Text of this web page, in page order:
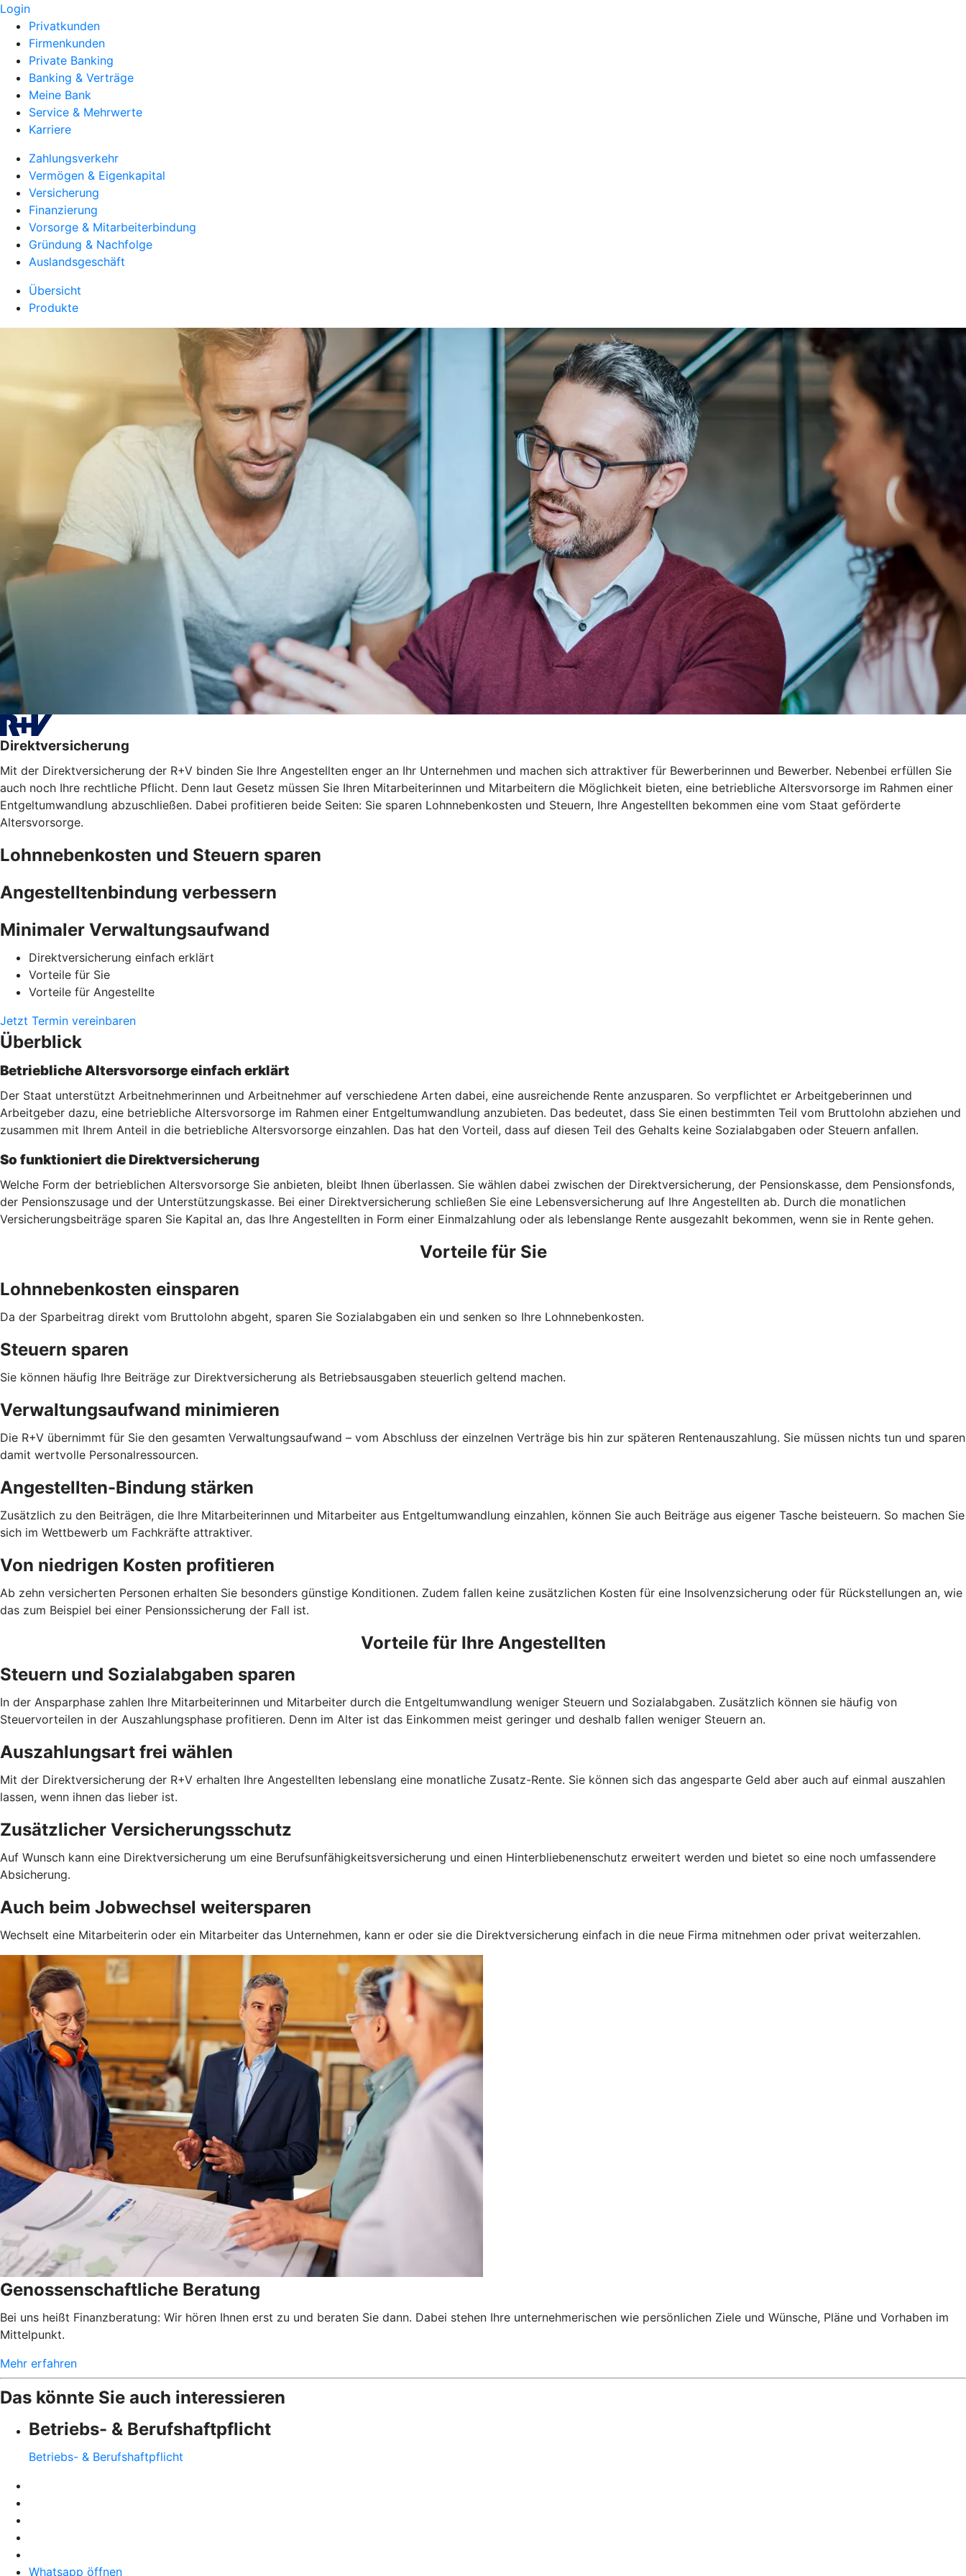
Login
Privatkunden
Firmenkunden
Private Banking
Banking & Verträge
Meine Bank
Service & Mehrwerte
Karriere
Zahlungsverkehr
Vermögen & Eigenkapital
Versicherung
Finanzierung
Vorsorge & Mitarbeiterbindung
Gründung & Nachfolge
Auslandsgeschäft
Übersicht
Produkte
Direktversicherung
Mit der Direktversicherung der R+V binden Sie Ihre Angestellten enger an Ihr Unternehmen und machen sich attraktiver für Bewerberinnen und Bewerber. Nebenbei erfüllen Sie
auch noch Ihre rechtliche Pflicht. Denn laut Gesetz müssen Sie Ihren Mitarbeiterinnen und Mitarbeitern die Möglichkeit bieten, eine betriebliche Altersvorsorge im Rahmen einer
Entgeltumwandlung abzuschließen. Dabei profitieren beide Seiten: Sie sparen Lohnnebenkosten und Steuern, Ihre Angestellten bekommen eine vom Staat geförderte
Altersvorsorge.
Lohnnebenkosten und Steuern sparen
Angestelltenbindung verbessern
Minimaler Verwaltungsaufwand
Direktversicherung einfach erklärt
Vorteile für Sie
Vorteile für Angestellte
Jetzt Termin vereinbaren
Überblick
Betriebliche Altersvorsorge einfach erklärt
Der Staat unterstützt Arbeitnehmerinnen und Arbeitnehmer auf verschiedene Arten dabei, eine ausreichende Rente anzusparen. So verpflichtet er Arbeitgeberinnen und
Arbeitgeber dazu, eine betriebliche Altersvorsorge im Rahmen einer Entgeltumwandlung anzubieten. Das bedeutet, dass Sie einen bestimmten Teil vom Bruttolohn abziehen und
zusammen mit Ihrem Anteil in die betriebliche Altersvorsorge einzahlen. Das hat den Vorteil, dass auf diesen Teil des Gehalts keine Sozialabgaben oder Steuern anfallen.
So funktioniert die Direktversicherung
Welche Form der betrieblichen Altersvorsorge Sie anbieten, bleibt Ihnen überlassen. Sie wählen dabei zwischen der Direktversicherung, der Pensionskasse, dem Pensionsfonds,
der Pensionszusage und der Unterstützungskasse. Bei einer Direktversicherung schließen Sie eine Lebensversicherung auf Ihre Angestellten ab. Durch die monatlichen
Versicherungsbeiträge sparen Sie Kapital an, das Ihre Angestellten in Form einer Einmalzahlung oder als lebenslange Rente ausgezahlt bekommen, wenn sie in Rente gehen.
Vorteile für Sie
Lohnnebenkosten einsparen
Da der Sparbeitrag direkt vom Bruttolohn abgeht, sparen Sie Sozialabgaben ein und senken so Ihre Lohnnebenkosten.
Steuern sparen
Sie können häufig Ihre Beiträge zur Direktversicherung als Betriebsausgaben steuerlich geltend machen.
Verwaltungsaufwand minimieren
Die R+V übernimmt für Sie den gesamten Verwaltungsaufwand – vom Abschluss der einzelnen Verträge bis hin zur späteren Rentenauszahlung. Sie müssen nichts tun und sparen
damit wertvolle Personalressourcen.
Angestellten-Bindung stärken
Zusätzlich zu den Beiträgen, die Ihre Mitarbeiterinnen und Mitarbeiter aus Entgeltumwandlung einzahlen, können Sie auch Beiträge aus eigener Tasche beisteuern. So machen Sie
sich im Wettbewerb um Fachkräfte attraktiver.
Von niedrigen Kosten profitieren
Ab zehn versicherten Personen erhalten Sie besonders günstige Konditionen. Zudem fallen keine zusätzlichen Kosten für eine Insolvenzsicherung oder für Rückstellungen an, wie
das zum Beispiel bei einer Pensionssicherung der Fall ist.
Vorteile für Ihre Angestellten
Steuern und Sozialabgaben sparen
In der Ansparphase zahlen Ihre Mitarbeiterinnen und Mitarbeiter durch die Entgeltumwandlung weniger Steuern und Sozialabgaben. Zusätzlich können sie häufig von
Steuervorteilen in der Auszahlungsphase profitieren. Denn im Alter ist das Einkommen meist geringer und deshalb fallen weniger Steuern an.
Auszahlungsart frei wählen
Mit der Direktversicherung der R+V erhalten Ihre Angestellten lebenslang eine monatliche Zusatz-Rente. Sie können sich das angesparte Geld aber auch auf einmal auszahlen
lassen, wenn ihnen das lieber ist.
Zusätzlicher Versicherungsschutz
Auf Wunsch kann eine Direktversicherung um eine Berufsunfähigkeitsversicherung und einen Hinterbliebenenschutz erweitert werden und bietet so eine noch umfassendere
Absicherung.
Auch beim Jobwechsel weitersparen
Wechselt eine Mitarbeiterin oder ein Mitarbeiter das Unternehmen, kann er oder sie die Direktversicherung einfach in die neue Firma mitnehmen oder privat weiterzahlen.
Genossenschaftliche Beratung
Bei uns heißt Finanzberatung: Wir hören Ihnen erst zu und beraten Sie dann. Dabei stehen Ihre unternehmerischen wie persönlichen Ziele und Wünsche, Pläne und Vorhaben im
Mittelpunkt.
Mehr erfahren
Das könnte Sie auch interessieren
Betriebs- & Berufshaftpflicht
Betriebs- & Berufshaftpflicht
Whatsapp öffnen